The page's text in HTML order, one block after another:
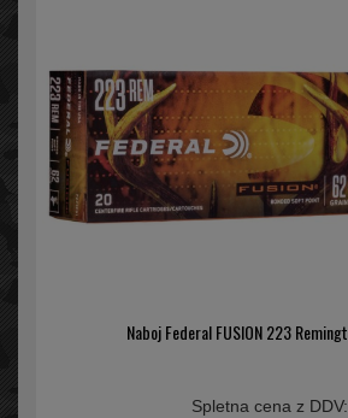
Naboj Federal FUSION 223
Spletna cena z DDV: